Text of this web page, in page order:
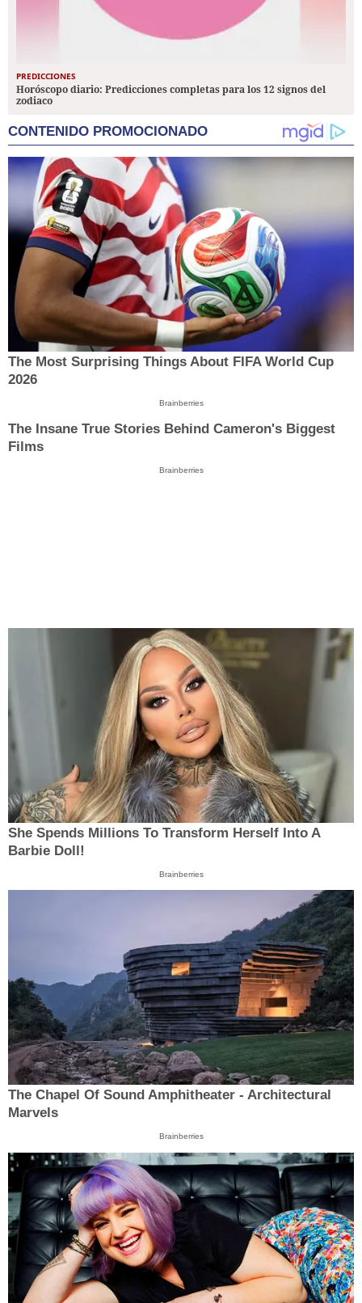
PREDICCIONES
Horóscopo diario: Predicciones completas para los 12 signos del
zodiaco
CONTENIDO PROMOCIONADO
The Most Surprising Things About FIFA World Cup
2026
Brainberries
The Insane True Stories Behind Cameron's Biggest
Films
Brainberries
She Spends Millions To Transform Herself Into A
Barbie Doll!
Brainberries
The Chapel Of Sound Amphitheater - Architectural
Marvels
Brainberries